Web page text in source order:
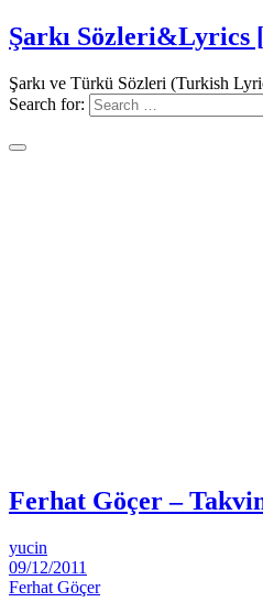
Şarkı Sözleri&Lyrics
Şarkı ve Türkü Sözleri (Turkish
Search for:
Ferhat Göçer –
yucin
09/12/2011
Ferhat Göçer